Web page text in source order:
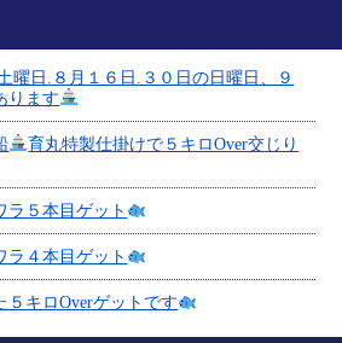
曜日.８月１６日.３０日の日曜日、９
ります
育丸特製仕掛けで５キロOver交じり
ラ５本目ゲット
ラ４本目ゲット
５キロOverゲットです